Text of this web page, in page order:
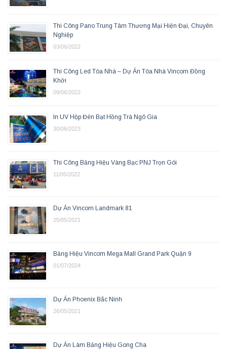
Thi Công Pano Trung Tâm Thương Mại Hiện Đại, Chuyên
Nghiệp
03/06/2022
Thi Công Led Tòa Nhà – Dự Án Tòa Nhà Vincom Đồng
Khởi
09/06/2022
In UV Hộp Đèn Bạt Hồng Trà Ngô Gia
30/06/2023
Thi Công Bảng Hiệu Vàng Bạc PNJ Trọn Gói
11/05/2022
Dự Án Vincom Landmark 81
25/05/2021
Bảng Hiệu Vincom Mega Mall Grand Park Quận 9
01/07/2024
Dự Án Phoenix Bắc Ninh
26/05/2021
Dự Án Làm Bảng Hiệu Gong Cha